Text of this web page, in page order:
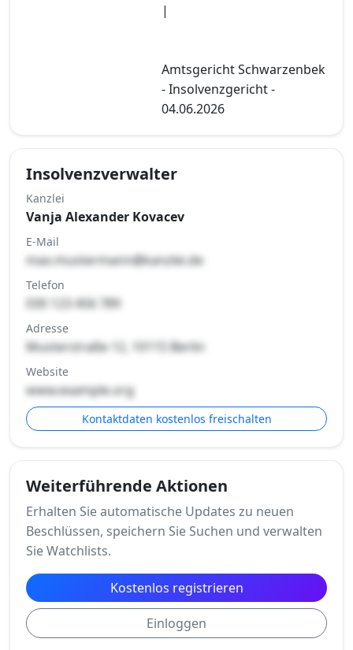
|
Amtsgericht Schwarzenbek
- Insolvenzgericht -
04.06.2026
Insolvenzverwalter
Kanzlei
Vanja Alexander Kovacev
E-Mail
max.mustermann@kanzlei.de
Telefon
030 123 456 789
Adresse
Musterstraße 12, 10115 Berlin
Website
www.example.org
Kontaktdaten kostenlos freischalten
Weiterführende Aktionen
Erhalten Sie automatische Updates zu neuen
Beschlüssen, speichern Sie Suchen und verwalten
Sie Watchlists.
Kostenlos registrieren
Einloggen